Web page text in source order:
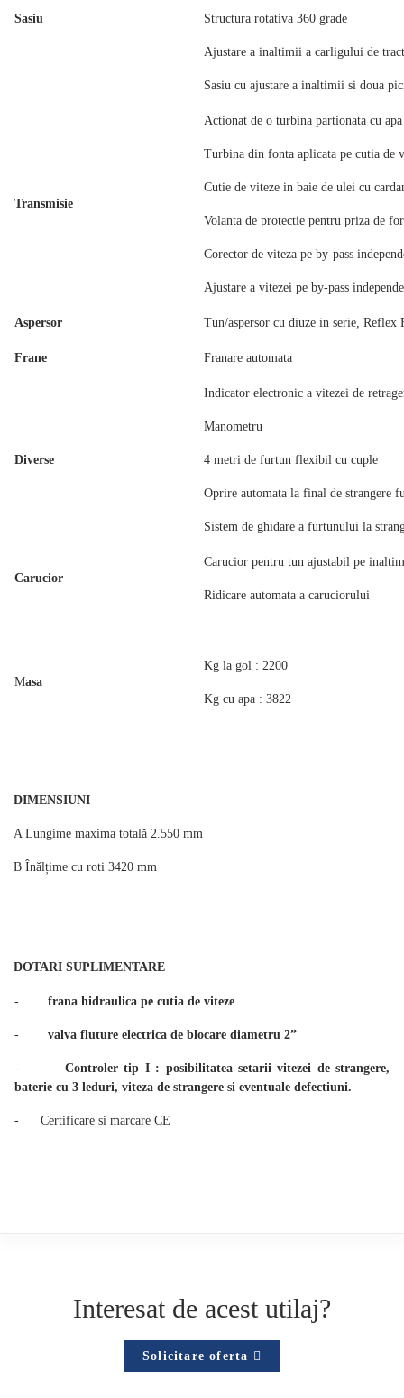
Sasiu Structura rotativa 360 grade
Ajustare a inaltimii a carligului de
Sasiu cu ajustare a inaltimii si doua
Transmisie
Actionat de o turbina partionata cu apa
Turbina din fonta aplicata pe cutia de
Cutie de viteze in baie de ulei cu
Volanta de protectie pentru priza de
Corector de viteza pe by-pass
Ajustare a vitezei pe by-pass
Aspersor Tun/aspersor cu diuze in serie,
Frane Franare automata
Diverse
Indicator electronic a vitezei de
Manometru
4 metri de furtun flexibil cu cuple
Oprire automata la final de strangere
Sistem de ghidare a furtunului la
Carucior
Carucior pentru tun ajustabil pe
Ridicare automata a caruciorului
Masa
Kg la gol : 2200
Kg cu apa : 3822
DIMENSIUNI
A Lungime maxima totală 2.550 mm
B Înălțime cu roti 3420 mm
DOTARI SUPLIMENTARE
- frana hidraulica pe cutia de viteze
- valva fluture electrica de blocare diametru 2”
- Controler tip I : posibilitatea setarii vitezei de strangere,
baterie cu 3 leduri, viteza de strangere si eventuale defectiuni.
- Certificare si marcare CE
Interesat de acest utilaj?
Solicitare oferta